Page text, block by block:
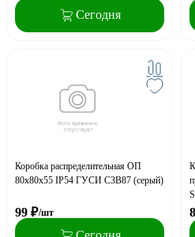
Сегодня
Коробка распределительная ОП
80х80х55 IP54 ГУСИ С3В87 (серый)
99 ₽/шт